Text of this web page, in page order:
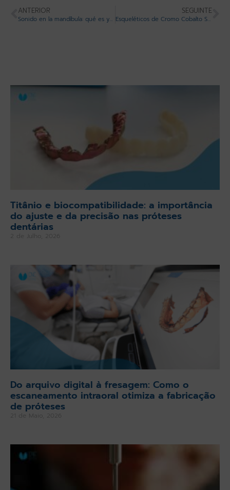
ANTERIOR
Sonido en la mandíbula: qué es y cómo solucionarlo
SEGUINTE
Esqueléticos de Cromo Cobalto Sinterizado Bego MEDILOY RPD de BEGO
Titânio e biocompatibilidade: a importância
do ajuste e da precisão nas próteses
dentárias
2 de Julho, 2026
Do arquivo digital à fresagem: Como o
escaneamento intraoral otimiza a fabricação
de próteses
21 de Maio, 2026